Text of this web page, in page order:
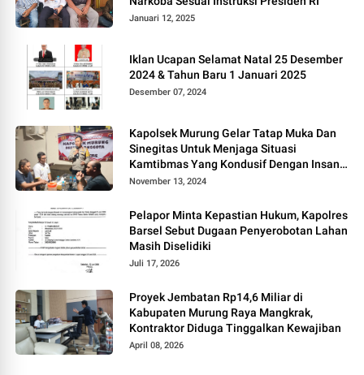
Januari 12, 2025
Iklan Ucapan Selamat Natal 25 Desember
2024 & Tahun Baru 1 Januari 2025
Desember 07, 2024
Kapolsek Murung Gelar Tatap Muka Dan
Sinegitas Untuk Menjaga Situasi
Kamtibmas Yang Kondusif Dengan Insan
Pers
November 13, 2024
Pelapor Minta Kepastian Hukum, Kapolres
Barsel Sebut Dugaan Penyerobotan Lahan
Masih Diselidiki
Juli 17, 2026
Proyek Jembatan Rp14,6 Miliar di
Kabupaten Murung Raya Mangkrak,
Kontraktor Diduga Tinggalkan Kewajiban
April 08, 2026